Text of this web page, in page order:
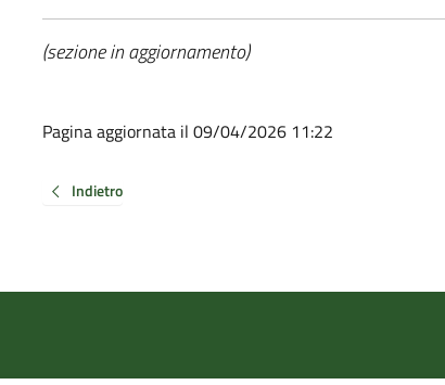
(sezione in aggiornamento)
Pagina aggiornata il 09/04/2026 11:22
Indietro